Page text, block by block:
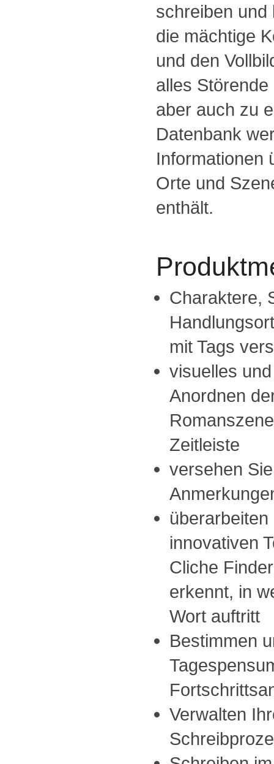
schreiben und
die mächtige
und den
alles
aber auch zu
Datenbank
Informationen
Orte und
enthält.
Charaktere,
mit Tags
visuelles
Anordnen
Zeitleiste
versehen
innovativen
Cliche
erkennt, in
Wort auftritt
Bestimmen
Verwalten